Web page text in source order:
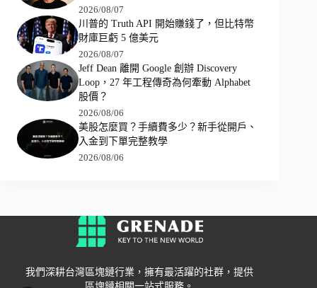
2026/08/07
川普的 Truth API 開始賺錢了，但比特幣
財庫巨虧 5 億美元
2026/08/07
Jeff Dean 離開 Google 創辦 Discovery
Loop，27 年工程傳奇為何牽動 Alphabet
股價？
2026/08/06
美股怎麼買？手續費多少？新手從開戶、
入金到下單完整教學
2026/08/06
我們深耕台灣區塊鏈行業，擁有最活躍的社群，提供